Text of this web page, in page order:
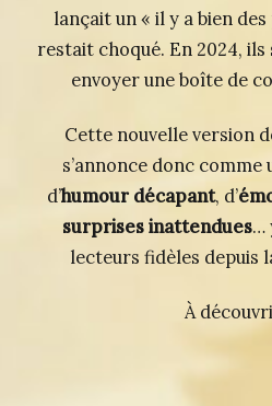
lançait un « il y a bien
restait choqué. En 2024,
envoyer une boîte de
Cette nouvelle version
s’annonce donc
d’humour décapant, d’
surprises inattendues…
lecteurs fidèles depuis
À